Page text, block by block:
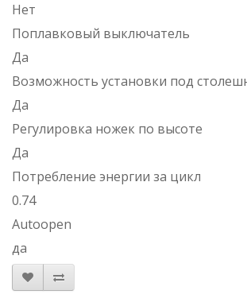
Нет
Поплавковый выключатель
Да
Возможность установки под
Да
Регулировка ножек по высоте
Да
Потребление энергии за цикл
0.74
Autoopen
да